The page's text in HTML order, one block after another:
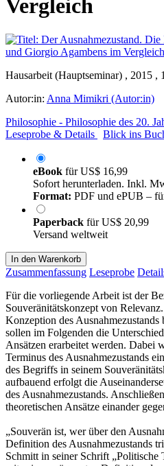
Vergleich
Hausarbeit (Hauptseminar) , 2015 ,
Autor:in: Anna Mimikri (Autor:in)
Philosophie - Philosophie des 20.
Leseprobe & Details
Blick ins
eBook fürUS$ 16,99
Sofort herunterladen. Inkl.
Format: PDF und ePUB –
Paperback fürUS$ 20,99
Versand weltweit
In den Warenkorb
Zusammenfassung Leseprobe
Für die vorliegende Arbeit ist der
Souveränitätskonzept von
Konzeption des
sollen im Folgenden die
Ansätzen erarbeitet werden. Dabei
Terminus des Ausnahmezustands
des Begriffs in seinem
aufbauend erfolgt die
des Ausnahmezustands.
theoretischen Ansätze einander
„Souverän ist, wer über den
Definition des Ausnahmezustands
Schmitt in seiner Schrift